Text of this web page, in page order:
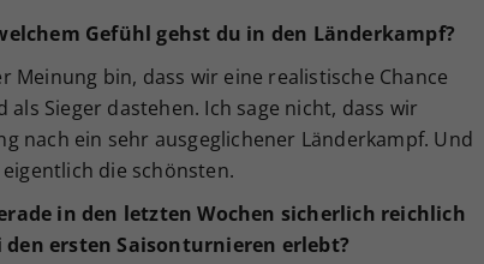
Gefühl gehst du in den Länderkampf?
Meinung bin, dass wir eine realistische Chance
Sieger dastehen. Ich sage nicht, dass wir
nach ein sehr ausgeglichener Länderkampf. Und
die schönsten.
in den letzten Wochen sicherlich reichlich
ersten Saisonturnieren erlebt?